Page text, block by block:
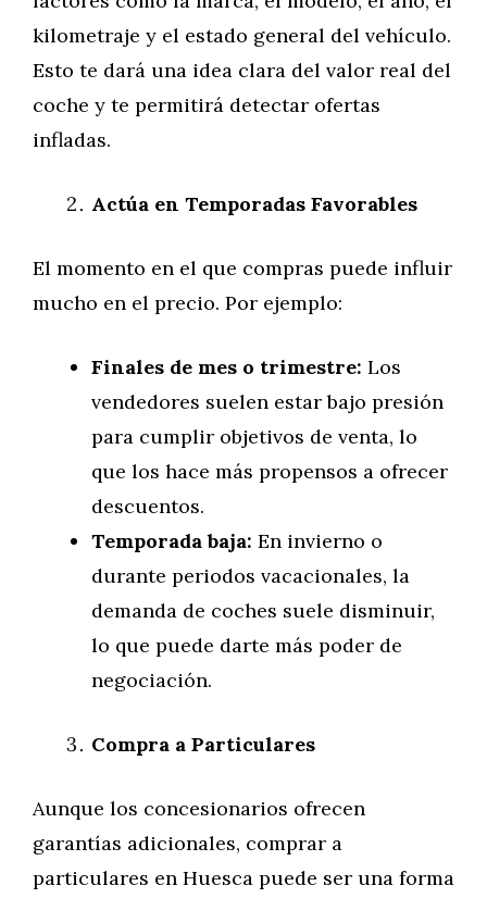
kilometraje y el estado general del vehículo.
Esto te dará una idea clara del valor real del
coche y te permitirá detectar ofertas
infladas.
Actúa en Temporadas Favorables
El momento en el que compras puede influir
mucho en el precio. Por ejemplo:
Finales de mes o trimestre: Los
vendedores suelen estar bajo presión
para cumplir objetivos de venta, lo
que los hace más propensos a ofrecer
descuentos.
Temporada baja: En invierno o
durante periodos vacacionales, la
demanda de coches suele disminuir,
lo que puede darte más poder de
negociación.
Compra a Particulares
Aunque los concesionarios ofrecen
garantías adicionales, comprar a
particulares en Huesca puede ser una forma